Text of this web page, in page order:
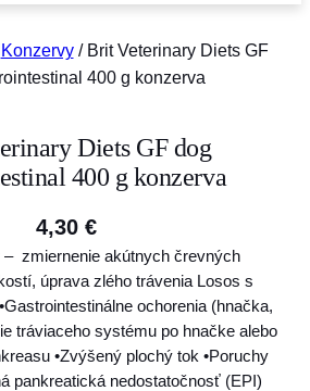
s
e
Konzervy/ Brit Veterinary Diets GF
400 g konzerva
Diets GF dog
400 g konzerva
4,30 €
– zmiernenie akútnych črevných
úprava zlého trávenia Losos s
ochorenia (hnačka,
tráviaceho systému po hnačke alebo
•Zvýšený plochý tok •Poruchy
pankreatická nedostatočnosť (EPI)